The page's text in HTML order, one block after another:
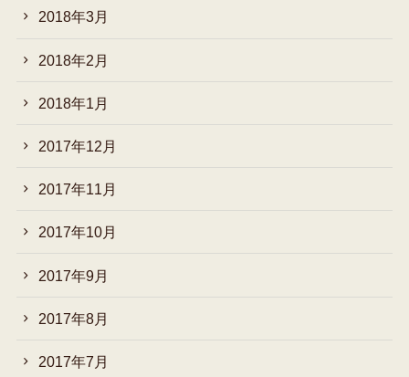
2018年3月
2018年2月
2018年1月
2017年12月
2017年11月
2017年10月
2017年9月
2017年8月
2017年7月